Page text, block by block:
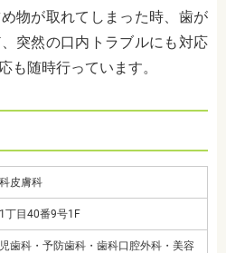
物が取れてしまった時、歯が
突然の口内トラブルにも対応
も随時行っています。
皮膚科
丁目40番9号1F
歯科・予防歯科・歯科口腔外科・美容